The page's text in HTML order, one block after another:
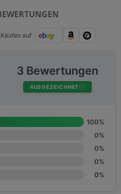
auf
3 Bewertungen
AUSGEZEICHNET
100%
0%
0%
0%
0%